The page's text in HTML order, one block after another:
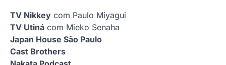
TV Nikkey com Paulo Miyagui
TV Utiná com Mieko Senaha
Japan House São Paulo
Cast Brothers